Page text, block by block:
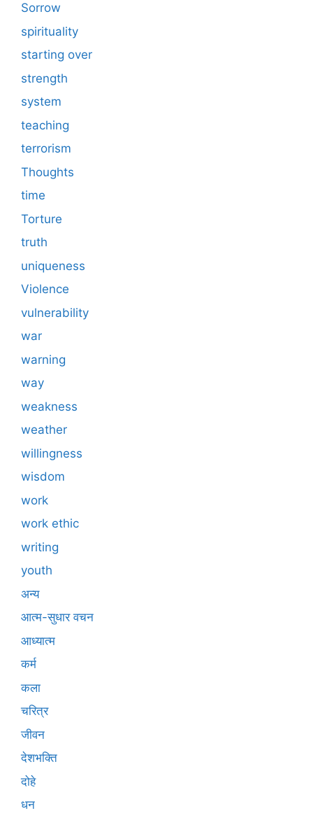
Sorrow
spirituality
starting over
strength
system
teaching
terrorism
Thoughts
time
Torture
truth
uniqueness
Violence
vulnerability
war
warning
way
weakness
weather
willingness
wisdom
work
work ethic
writing
youth
अन्य
आत्म-सुधार वचन
आध्यात्म
कर्म
कला
चरित्र
जीवन
देशभक्ति
दोहे
धन